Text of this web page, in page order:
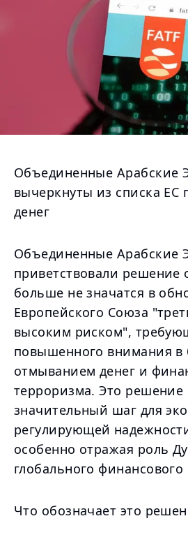
Объединенные Арабские
вычеркнуты из списка
денег
Объединенные Арабские
приветствовали решение
больше не значатся в
Европейского Союза
высоким риском",
повышенного внимания в
отмыванием денег и
терроризма. Это решение
значительный шаг для
регулирующей
особенно отражая роль
глобального финансового
Что обозначает это